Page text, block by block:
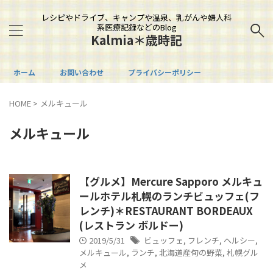
レシピやドライブ、キャンプや温泉、乳がんや婦人科
系医療記録などのBlog
Kalmia＊歳時記
ホーム お問い合わせ プライバシーポリシー
HOME > メルキュール
メルキュール
【グルメ】Mercure Sapporo メルキュ
ールホテル札幌のランチビュッフェ(フ
レンチ)＊RESTAURANT BORDEAUX
(レストラン ボルドー)
2019/5/31 ビュッフェ, フレンチ, ヘルシー,
メルキュール, ランチ, 北海道産旬の野菜, 札幌グル
メ